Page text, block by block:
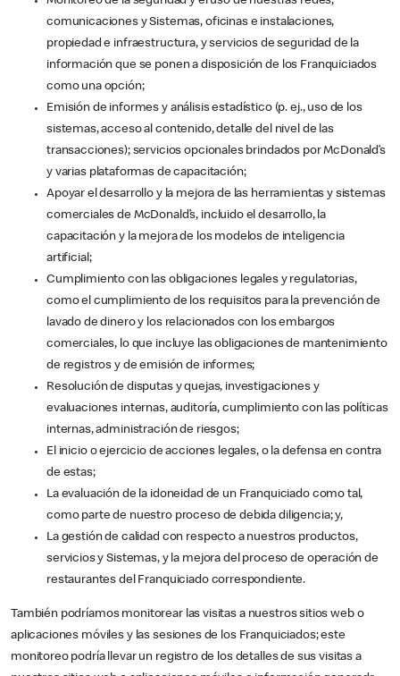
comunicaciones y Sistemas, oficinas e instalaciones,
propiedad e infraestructura, y servicios de seguridad de la
información que se ponen a disposición de los Franquiciados
como una opción;
Emisión de informes y análisis estadístico (p. ej., uso de los
sistemas, acceso al contenido, detalle del nivel de las
transacciones); servicios opcionales brindados por McDonald’s
y varias plataformas de capacitación;
Apoyar el desarrollo y la mejora de las herramientas y sistemas
comerciales de McDonald’s, incluido el desarrollo, la
capacitación y la mejora de los modelos de inteligencia
artificial;
Cumplimiento con las obligaciones legales y regulatorias,
como el cumplimiento de los requisitos para la prevención de
lavado de dinero y los relacionados con los embargos
comerciales, lo que incluye las obligaciones de mantenimiento
de registros y de emisión de informes;
Resolución de disputas y quejas, investigaciones y
evaluaciones internas, auditoría, cumplimiento con las políticas
internas, administración de riesgos;
El inicio o ejercicio de acciones legales, o la defensa en contra
de estas;
La evaluación de la idoneidad de un Franquiciado como tal,
como parte de nuestro proceso de debida diligencia; y,
La gestión de calidad con respecto a nuestros productos,
servicios y Sistemas, y la mejora del proceso de operación de
restaurantes del Franquiciado correspondiente.
También podríamos monitorear las visitas a nuestros sitios web o
aplicaciones móviles y las sesiones de los Franquiciados; este
monitoreo podría llevar un registro de los detalles de sus visitas a